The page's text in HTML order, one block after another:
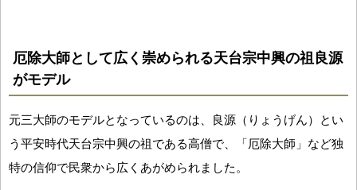
厄除大師として広く崇められる天台宗中興の祖良源
がモデル
元三大師のモデルとなっているのは、良源（りょうげん）とい
う平安時代天台宗中興の祖である高僧で、「厄除大師」など独
特の信仰で民衆から広くあがめられました。